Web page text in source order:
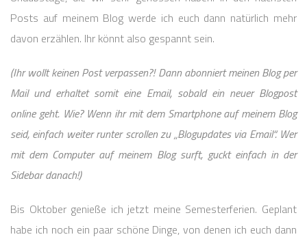
Posts auf meinem Blog werde ich euch dann natürlich mehr
davon erzählen. Ihr könnt also gespannt sein.
(Ihr wollt keinen Post verpassen?! Dann abonniert meinen Blog per
Mail und erhaltet somit eine Email, sobald ein neuer Blogpost
online geht. Wie? Wenn ihr mit dem Smartphone auf meinem Blog
seid, einfach weiter runter scrollen zu „Blogupdates via Email“. Wer
mit dem Computer auf meinem Blog surft, guckt einfach in der
Sidebar danach!)
Bis Oktober genieße ich jetzt meine Semesterferien. Geplant
habe ich noch ein paar schöne Dinge, von denen ich euch dann